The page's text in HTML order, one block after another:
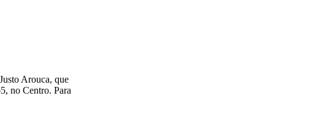
Arouca, que
no Centro. Para